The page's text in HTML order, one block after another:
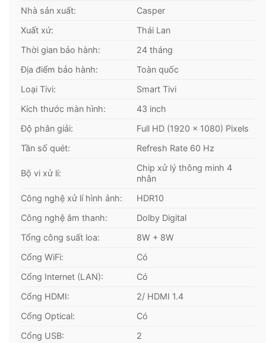
Tivi Casper 43 inch 43FX5200 trang bị độ phân
giải Full HD
Chuẩn Full HD với độ phân giải 1920×1080 (1920
số điểm ảnh ngang và 1080 điểm ảnh dọc) và chỉ
số này đánh giá cao gấp đôi HD. Đây là chuẩn
người dùng thường hướng đến khi muốn thưởng
thức các nội dung truyền hình chất lượng với độ
nét vượt trội. Với độ phân giải Full HD cho Tivi
Casper 43FX5200 thể hiện hình ảnh sắc nét, chi
tiết, cho người dùng trải nghiệm tuyệt vời hơn bao
giờ hết.
Nhà sản xuất:
Casper
Xuất xứ:
Thái Lan
Thời gian bảo hành:
24 tháng
Địa điểm bảo hành:
Toàn quốc
Loại Tivi:
Smart Tivi
Kích thước màn hình:
43 inch
Độ phân giải:
Full HD (1920 x 1080) Pixels
Tần số quét:
Refresh Rate 60 Hz
Bộ vi xử lí:
Chip xử lý thông minh 4
nhân
Công nghệ xử lí hình ảnh:
HDR10
Công nghệ âm thanh:
Dolby Digital
Tổng công suất loa:
8W + 8W
Cổng WiFi:
Có
Cổng Internet (LAN):
Có
Cổng HDMI:
2/ HDMI 1.4
Cổng Optical:
Có
Cổng USB:
2